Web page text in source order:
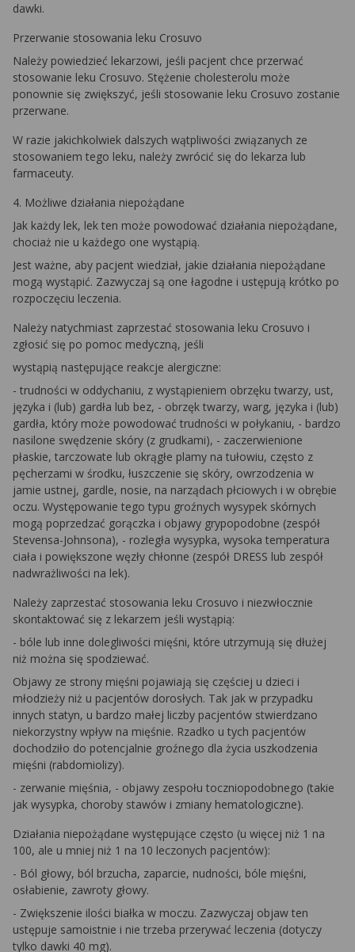
dawki.
Przerwanie stosowania leku Crosuvo
Należy powiedzieć lekarzowi, jeśli pacjent chce przerwać
stosowanie leku Crosuvo. Stężenie cholesterolu może
ponownie się zwiększyć, jeśli stosowanie leku Crosuvo zostanie
przerwane.
W razie jakichkolwiek dalszych wątpliwości związanych ze
stosowaniem tego leku, należy zwrócić się do lekarza lub
farmaceuty.
4. Możliwe działania niepożądane
Jak każdy lek, lek ten może powodować działania niepożądane,
chociaż nie u każdego one wystąpią.
Jest ważne, aby pacjent wiedział, jakie działania niepożądane
mogą wystąpić. Zazwyczaj są one łagodne i ustępują krótko po
rozpoczęciu leczenia.
Należy natychmiast zaprzestać stosowania leku Crosuvo i
zgłosić się po pomoc medyczną, jeśli
wystąpią następujące reakcje alergiczne:
- trudności w oddychaniu, z wystąpieniem obrzęku twarzy, ust,
języka i (lub) gardła lub bez, - obrzęk twarzy, warg, języka i (lub)
gardła, który może powodować trudności w połykaniu, - bardzo
nasilone swędzenie skóry (z grudkami), - zaczerwienione
płaskie, tarczowate lub okrągłe plamy na tułowiu, często z
pęcherzami w środku, łuszczenie się skóry, owrzodzenia w
jamie ustnej, gardle, nosie, na narządach płciowych i w obrębie
oczu. Występowanie tego typu groźnych wysypek skórnych
mogą poprzedzać gorączka i objawy grypopodobne (zespół
Stevensa-Johnsona), - rozległa wysypka, wysoka temperatura
ciała i powiększone węzły chłonne (zespół DRESS lub zespół
nadwrażliwości na lek).
Należy zaprzestać stosowania leku Crosuvo i niezwłocznie
skontaktować się z lekarzem jeśli wystąpią:
- bóle lub inne dolegliwości mięśni, które utrzymują się dłużej
niż można się spodziewać.
Objawy ze strony mięśni pojawiają się częściej u dzieci i
młodzieży niż u pacjentów dorosłych. Tak jak w przypadku
innych statyn, u bardzo małej liczby pacjentów stwierdzano
niekorzystny wpływ na mięśnie. Rzadko u tych pacjentów
dochodziło do potencjalnie groźnego dla życia uszkodzenia
mięśni (rabdomiolizy).
- zerwanie mięśnia, - objawy zespołu toczniopodobnego (takie
jak wysypka, choroby stawów i zmiany hematologiczne).
Działania niepożądane występujące często (u więcej niż 1 na
100, ale u mniej niż 1 na 10 leczonych pacjentów):
- Ból głowy, ból brzucha, zaparcie, nudności, bóle mięśni,
osłabienie, zawroty głowy.
- Zwiększenie ilości białka w moczu. Zazwyczaj objaw ten
ustępuje samoistnie i nie trzeba przerywać leczenia (dotyczy
tylko dawki 40 mg).